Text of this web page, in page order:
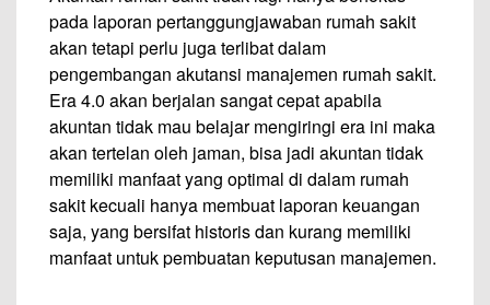
pada laporan pertanggungjawaban rumah sakit
akan tetapi perlu juga terlibat dalam
pengembangan akutansi manajemen rumah sakit.
Era 4.0 akan berjalan sangat cepat apabila
akuntan tidak mau belajar mengiringi era ini maka
akan tertelan oleh jaman, bisa jadi akuntan tidak
memiliki manfaat yang optimal di dalam rumah
sakit kecuali hanya membuat laporan keuangan
saja, yang bersifat historis dan kurang memiliki
manfaat untuk pembuatan keputusan manajemen.